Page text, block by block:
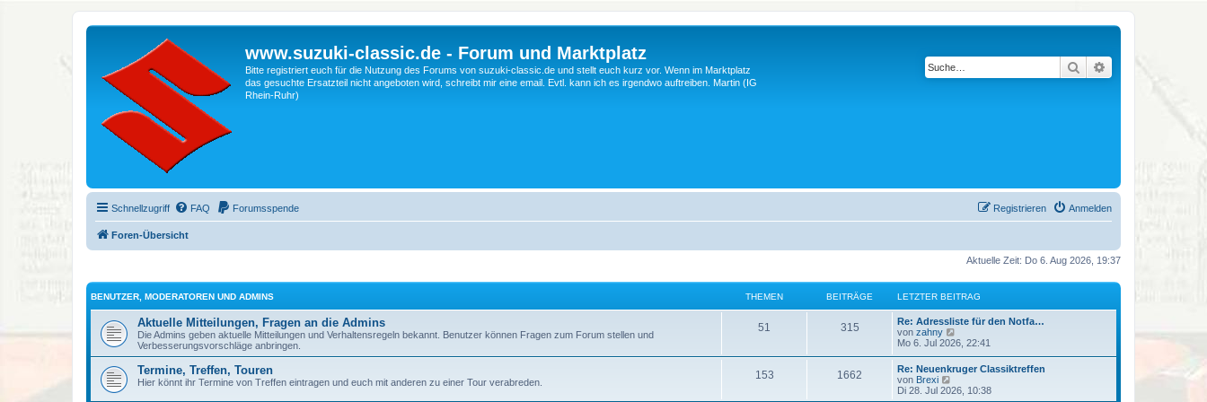
www.suzuki-classic.de - Forum und Marktplatz
Bitte registriert euch für die Nutzung des Forums von suzuki-classic.de und stellt euch kurz vor. Wenn im Marktplatz
das gesuchte Ersatzteil nicht angeboten wird, schreibt mir eine email. Evtl. kann ich es irgendwo auftreiben. Martin (IG
Rhein-Ruhr)
Suche Erweiterte Suche
Schnellzugriff FAQ Forumsspende Anmelden
Registrieren
Foren-Übersicht
Aktuelle Zeit: Do 6. Aug 2026, 19:37
BENUTZER, MODERATOREN UND ADMINS THEMEN BEITRÄGE LETZTER BEITRAG
Aktuelle Mitteilungen, Fragen an die Admins
Die Admins geben aktuelle Mitteilungen und Verhaltensregeln bekannt. Benutzer können Fragen zum Forum stellen und
Verbesserungsvorschläge anbringen.
51
e
315B
i
L
e
t
t
e
r
B
Re: Adressliste für den Notfa…
von zahny
e
s
t
e
Mo 6. Jul 2026, 22:41
Termine, Treffen, Touren
Hier könnt ihr Termine von Treffen eintragen und euch mit anderen zu einer Tour verabreden.
153T
1662
L
e
t
z
Re: Neuenkruger Classiktreffen
von Brexi
e
u
Di 28. Jul 2026, 10:38